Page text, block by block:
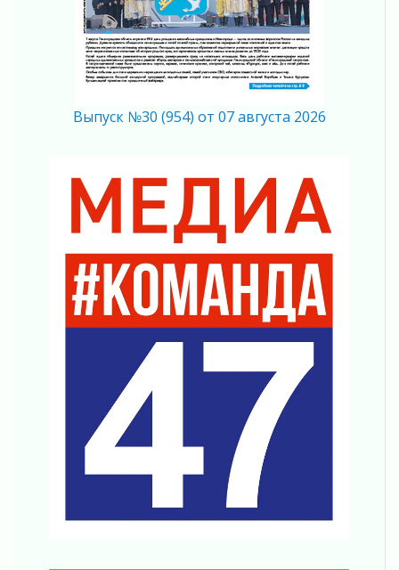
Регион готовится к выборам
04 августа 2026
Никакого принуждения, только письменное
согласие
Без риска для здоровья и кошелька
04 августа 2026
Что делать со сбережениями
04 августа 2026
Награды нашли строителей
03 августа 2026
Ленобласть повышает производительность
труда в ЖКХ
03 августа 2026
Поддержка волонтерских объединений
Ладожский мост полностью закроют на два
03 августа 2026
Музеи Ленобласти обновляют пространства
03 августа 2026
03 августа 2026
Выпуск №30 (954) от 07 августа 2026